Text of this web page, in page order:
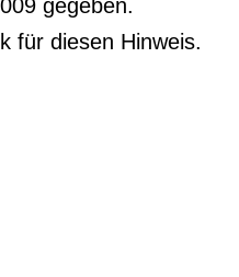
gegeben.
für diesen Hinweis.